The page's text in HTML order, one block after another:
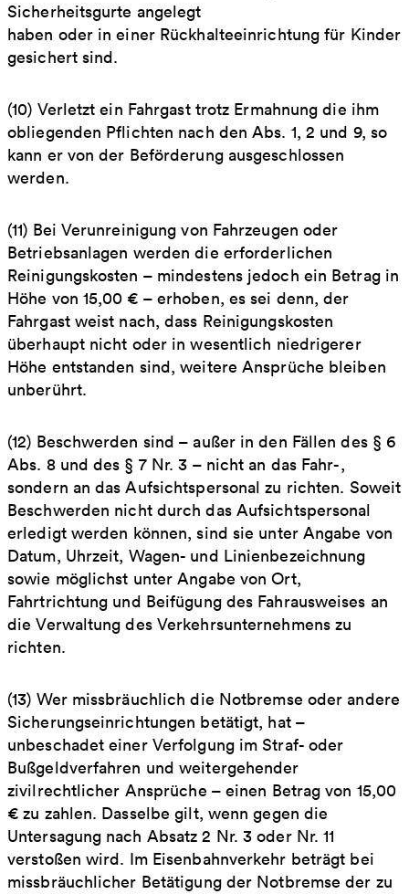
Sicherheitsgurte angelegt
haben oder in einer Rückhalteeinrichtung für Kinder
gesichert sind.
(10) Verletzt ein Fahrgast trotz Ermahnung die ihm
obliegenden Pflichten nach den Abs. 1, 2 und 9, so
kann er von der Beförderung ausgeschlossen
werden.
(11) Bei Verunreinigung von Fahrzeugen oder
Betriebsanlagen werden die erforderlichen
Reinigungskosten – mindestens jedoch ein Betrag in
Höhe von 15,00 € – erhoben, es sei denn, der
Fahrgast weist nach, dass Reinigungskosten
überhaupt nicht oder in wesentlich niedrigerer
Höhe entstanden sind, weitere Ansprüche bleiben
unberührt.
(12) Beschwerden sind – außer in den Fällen des § 6
Abs. 8 und des § 7 Nr. 3 – nicht an das Fahr-,
sondern an das Aufsichtspersonal zu richten. Soweit
Beschwerden nicht durch das Aufsichtspersonal
erledigt werden können, sind sie unter Angabe von
Datum, Uhrzeit, Wagen- und Linienbezeichnung
sowie möglichst unter Angabe von Ort,
Fahrtrichtung und Beifügung des Fahrausweises an
die Verwaltung des Verkehrsunternehmens zu
richten.
(13) Wer missbräuchlich die Notbremse oder andere
Sicherungseinrichtungen betätigt, hat –
unbeschadet einer Verfolgung im Straf- oder
Bußgeldverfahren und weitergehender
zivilrechtlicher Ansprüche – einen Betrag von 15,00
€ zu zahlen. Dasselbe gilt, wenn gegen die
Untersagung nach Absatz 2 Nr. 3 oder Nr. 11
verstoßen wird. Im Eisenbahnverkehr beträgt bei
missbräuchlicher Betätigung der Notbremse der zu